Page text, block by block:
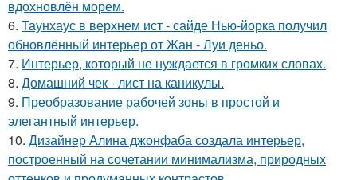
вдохновлён морем.
6. Таунхаус в верхнем ист - сайде Нью-йорка получил
обновлённый интерьер от Жан - Луи деньо.
7. Интерьер, который не нуждается в громких словах.
8. Домашний чек - лист на каникулы.
9. Преобразование рабочей зоны в простой и
элегантный интерьер.
10. Дизайнер Алина джонфаба создала интерьер,
построенный на сочетании минимализма, природных